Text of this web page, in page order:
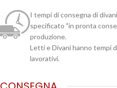
I tempi di consegna di
specificato "in pronta
produzione.
Letti e Divani hanno tempi
lavorativi.